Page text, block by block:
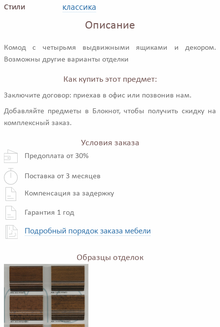
Стили классика
Описание
Комод с четырьмя выдвижными ящиками и декором.
Возможны другие варианты отделки
Как купить этот предмет:
Заключите договор: приехав в офис или позвонив нам.
Добавляйте предметы в Блокнот, чтобы получить скидку на
комплексный заказ.
Условия заказа
Предоплата от 30%
Поставка от 3 месяцев
Компенсация за задержку
Гарантия 1 год
Подробный порядок заказа мебели
Образцы отделок